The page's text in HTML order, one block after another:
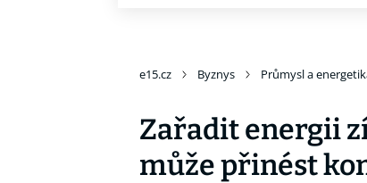
e15.cz Byznys Průmysl a
Zařadit energii
může přinést